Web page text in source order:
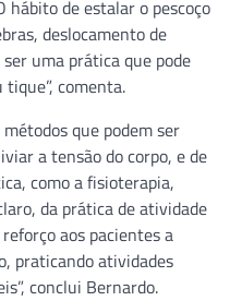
hábito de estalar o pescoço
deslocamento de
uma prática que pode
comenta.
que podem ser
a tensão do corpo, e de
como a fisioterapia,
da prática de atividade
aos pacientes a
praticando atividades
conclui Bernardo.